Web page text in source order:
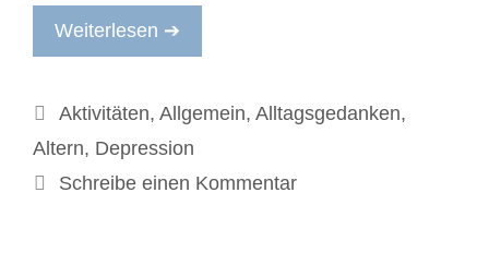
Weiterlesen ➔
Kategorien
Aktivitäten, Allgemein, Alltagsgedanken,
Altern, Depression
Schreibe einen Kommentar